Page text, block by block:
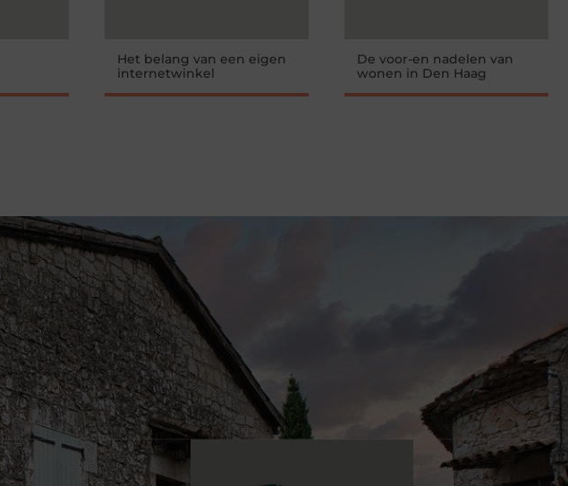
Het belang van een eigen
internetwinkel
De voor-en nadelen van
wonen in Den Haag